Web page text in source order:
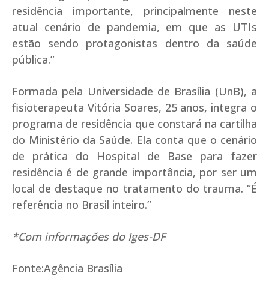
residência importante, principalmente neste
atual cenário de pandemia, em que as UTIs
estão sendo protagonistas dentro da saúde
pública.”
Formada pela Universidade de Brasília (UnB), a
fisioterapeuta Vitória Soares, 25 anos, integra o
programa de residência que constará na cartilha
do Ministério da Saúde. Ela conta que o cenário
de prática do Hospital de Base para fazer
residência é de grande importância, por ser um
local de destaque no tratamento do trauma. “É
referência no Brasil inteiro.”
*Com informações do Iges-DF
Fonte:Agência Brasília